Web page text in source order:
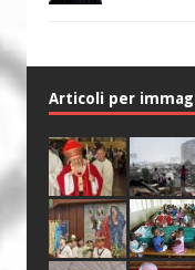
Articoli per